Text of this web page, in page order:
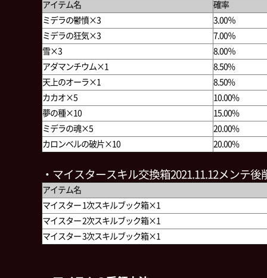
アイテム名
確率
ミデラの鬱憤×3
3.00％
ミデラの狂気×3
7.00％
雪×3
8.00％
アダマンチウム×1
8.50%
天上のオーラ×1
8.50%
カカオ×5
10.00%
夢の種×10
15.00%
ミデラの魂×5
20.00%
カロンベルの破片×10
20.00%
・マイスタースキル交換箱2021.11.12メンテ後
アイテム名
マイスター 1次スキルブック箱×1
マイスター 2次スキルブック箱×1
マイスター 3次スキルブック箱×1